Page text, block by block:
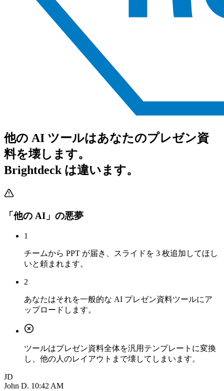
他の AI ツールはあなたのプレゼン資
料を壊します。
Brightdeck は違います。
「他の AI」の悪夢
1
チームから PPT が届き、スライドを 3 枚追加してほし
いと頼まれます。
2
あなたはそれを一般的な AI プレゼン資料ツールにア
ップロードします。
ツールはプレゼン資料全体を汎用テンプレートに変換
し、他の人のレイアウトまで壊してしまいます。
JD
John D. 10:42 AM